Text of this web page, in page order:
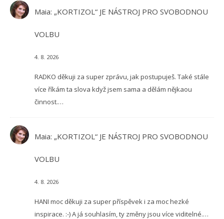
Maia: „KORTIZOL“ JE NÁSTROJ PRO SVOBODNOU
VOLBU
4. 8. 2026
RADKO děkuji za super zprávu, jak postupuješ. Také stále
více říkám ta slova když jsem sama a dělám nějkaou
činnost.…
Maia: „KORTIZOL“ JE NÁSTROJ PRO SVOBODNOU
VOLBU
4. 8. 2026
HANI moc děkuji za super příspěvek i za moc hezké
inspirace. :-) A já souhlasím, ty změny jsou více viditelné.…